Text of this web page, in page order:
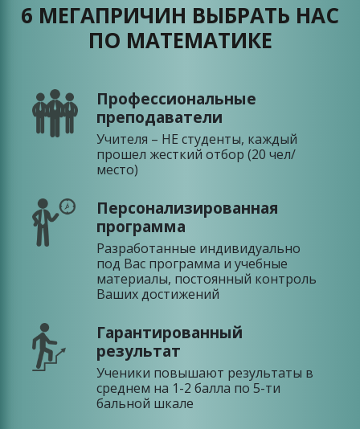
6 МЕГАПРИЧИН ВЫБРАТЬ НАС
ПО МАТЕМАТИКЕ
Профессиональные
преподаватели
Учителя – НЕ студенты, каждый
прошел жесткий отбор (20 чел/
место)
Персонализированная
программа
Разработанные индивидуально
под Вас программа и учебные
материалы, постоянный контроль
Ваших достижений
Гарантированный
результат
Ученики повышают результаты в
среднем на 1-2 балла по 5-ти
бальной шкале